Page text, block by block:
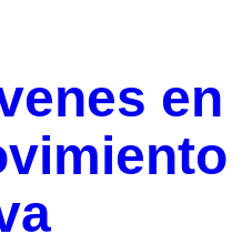
en